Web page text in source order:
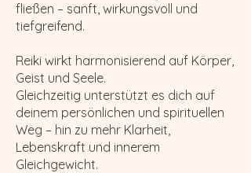
fließen – sanft, wirkungsvoll und
tiefgreifend.
Reiki wirkt harmonisierend auf Körper,
Geist und Seele.
Gleichzeitig unterstützt es dich auf
deinem persönlichen und spirituellen
Weg – hin zu mehr Klarheit,
Lebenskraft und innerem
Gleichgewicht.